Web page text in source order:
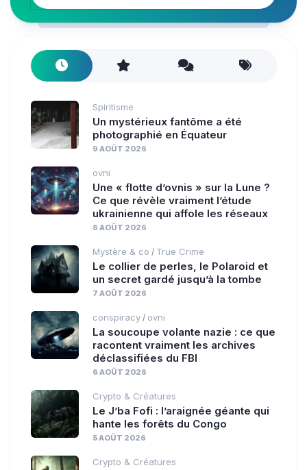
Spiritisme
Un mystérieux fantôme a été
photographié en Équateur
9 AOÛT 2026
ovni
Une « flotte d’ovnis » sur la Lune ?
Ce que révèle vraiment l’étude
ukrainienne qui affole les réseaux
8 AOÛT 2026
Mystère & co / True Crime
Le collier de perles, le Polaroid et
un secret gardé jusqu’à la tombe
7 AOÛT 2026
conspiracy / ovni
La soucoupe volante nazie : ce que
racontent vraiment les archives
déclassifiées du FBI
6 AOÛT 2026
Crypto & Créatures
Le J’ba Fofi : l’araignée géante qui
hante les forêts du Congo
5 AOÛT 2026
Crypto & Créatures